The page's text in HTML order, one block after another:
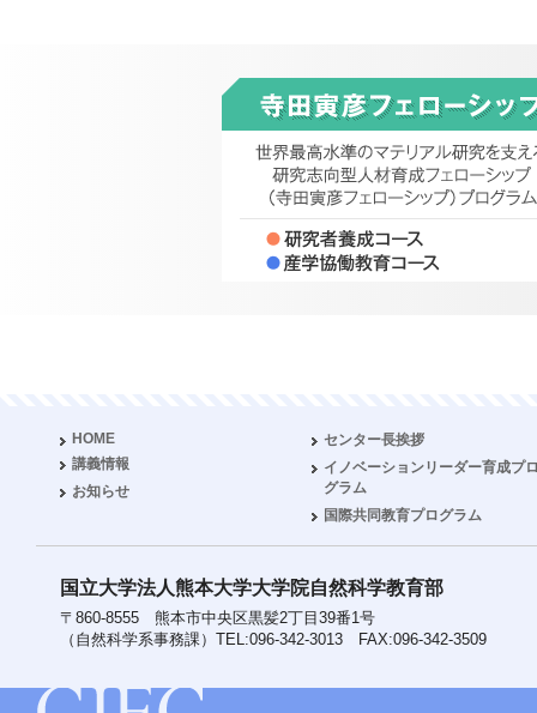
HOME
講義情報
お知らせ
センター長挨拶
イノベーションリーダー育成プ
グラム
国際共同教育プログラム
国立大学法人熊本大学大学院自然科学教育部
〒860-8555 熊本市中央区黒髪2丁目39番1号
（自然科学系事務課）TEL:096-342-3013 FAX:096-342-3509